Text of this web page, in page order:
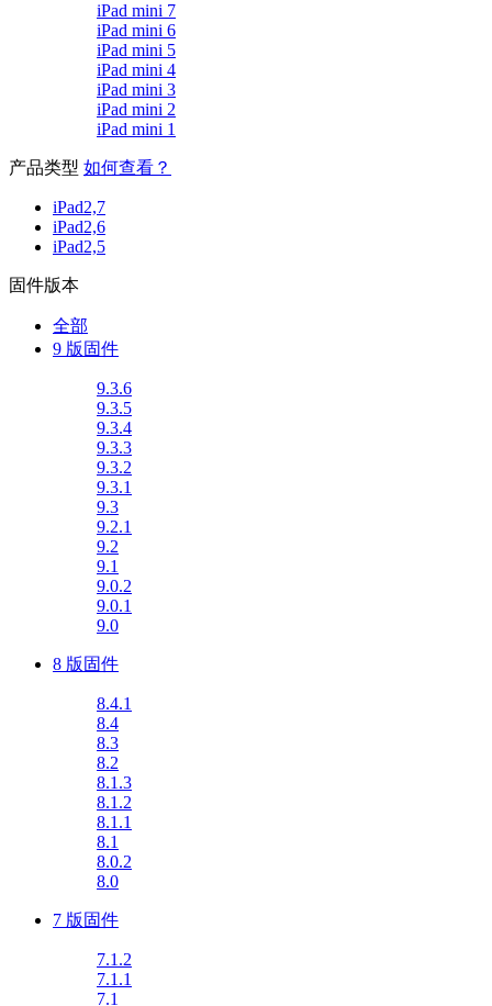
iPad mini 7
iPad mini 6
iPad mini 5
iPad mini 4
iPad mini 3
iPad mini 2
iPad mini 1
产品类型 如何查看？
iPad2,7
iPad2,6
iPad2,5
固件版本
全部
9 版固件
9.3.6
9.3.5
9.3.4
9.3.3
9.3.2
9.3.1
9.3
9.2.1
9.2
9.1
9.0.2
9.0.1
9.0
8 版固件
8.4.1
8.4
8.3
8.2
8.1.3
8.1.2
8.1.1
8.1
8.0.2
8.0
7 版固件
7.1.2
7.1.1
7.1